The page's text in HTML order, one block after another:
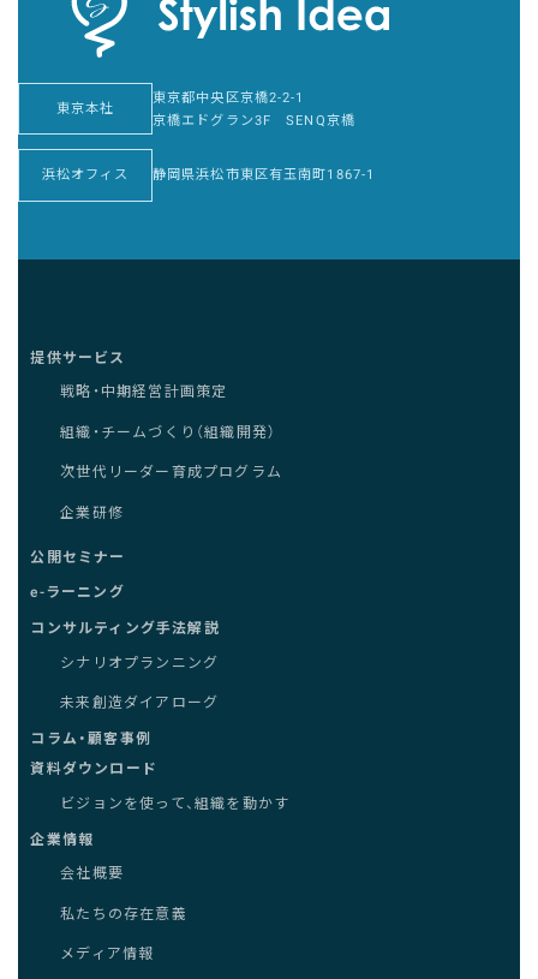
東京本社
東京都中央区京橋2-2-1
京橋エドグラン3F SENQ京橋
浜松オフィス 静岡県浜松市東区有玉南町1867-1
提供サービス
戦略・中期経営計画策定
組織・チームづくり（組織開発）
次世代リーダー育成プログラム
企業研修
公開セミナー
e-ラーニング
コンサルティング手法解説
シナリオプランニング
未来創造ダイアローグ
コラム・顧客事例
資料ダウンロード
ビジョンを使って、組織を動かす
企業情報
会社概要
私たちの存在意義
メディア情報